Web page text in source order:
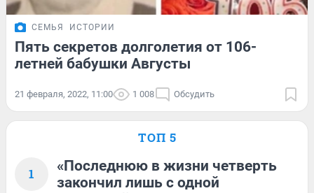
СЕМЬЯ ИСТОРИИ
Пять секретов долголетия от 106-
летней бабушки Августы
21 февраля, 2022, 11:00 1 008 Обсудить
ТОП 5
1
«Последнюю в жизни четверть
закончил лишь с одной